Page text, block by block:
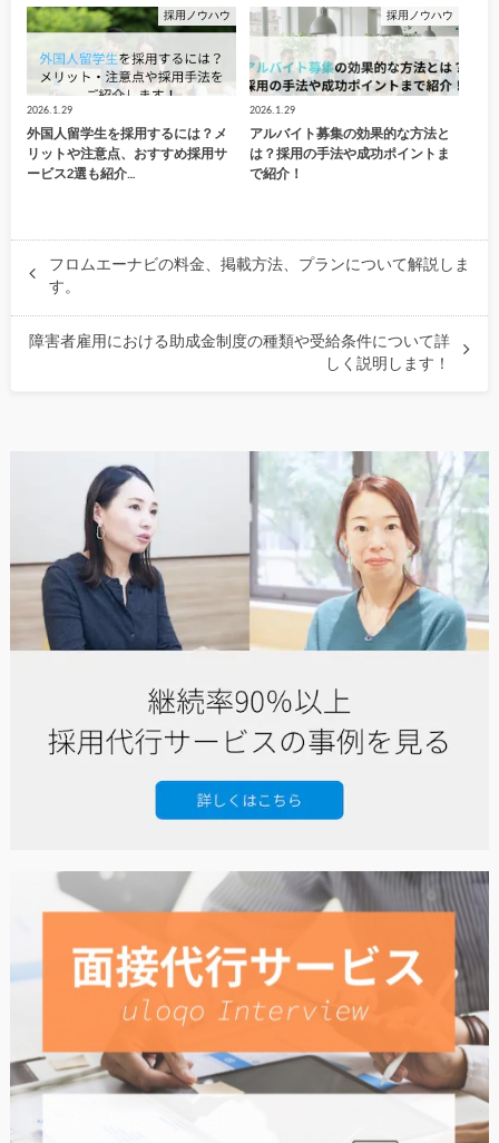
採用ノウハウ
2026.1.29
外国人留学生を採用するには？メ
リットや注意点、おすすめ採用サ
ービス2選も紹介…
採用ノウハウ
2026.1.29
アルバイト募集の効果的な方法と
は？採用の手法や成功ポイントま
で紹介！
フロムエーナビの料金、掲載方法、プランについて解説しま
す。
障害者雇用における助成金制度の種類や受給条件について詳
しく説明します！